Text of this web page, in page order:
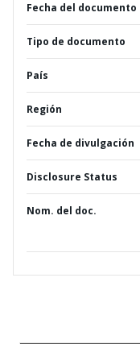
Fecha del documento
Tipo de documento
País
Región
Fecha de divulgación
Disclosure Status
Nom. del doc.